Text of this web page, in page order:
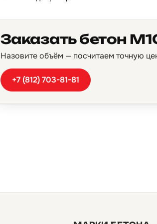
Заказать бетон
Назовите объём — посчитаем точную
+7 (812) 703-81-81